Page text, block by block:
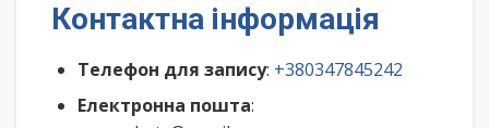
Контактна інформація
Телефон для запису: +380347845242
Електронна пошта: